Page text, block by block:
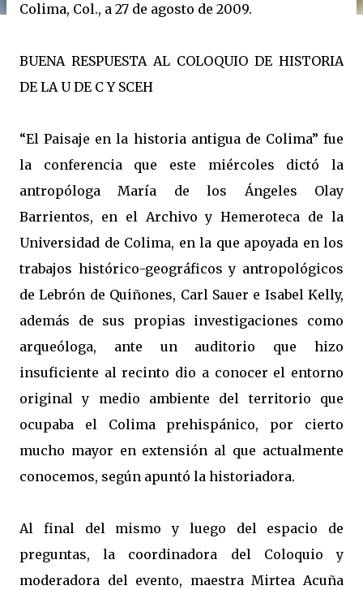
Colima, Col., a 27 de agosto de 2009.
BUENA RESPUESTA AL COLOQUIO DE HISTORIA
DE LA U DE C Y SCEH
“El Paisaje en la historia antigua de Colima” fue
la conferencia que este miércoles dictó la
antropóloga María de los Ángeles Olay
Barrientos, en el Archivo y Hemeroteca de la
Universidad de Colima, en la que apoyada en los
trabajos histórico-geográficos y antropológicos
de Lebrón de Quiñones, Carl Sauer e Isabel Kelly,
además de sus propias investigaciones como
arqueóloga, ante un auditorio que hizo
insuficiente al recinto dio a conocer el entorno
original y medio ambiente del territorio que
ocupaba el Colima prehispánico, por cierto
mucho mayor en extensión al que actualmente
conocemos, según apuntó la historiadora.
Al final del mismo y luego del espacio de
preguntas, la coordinadora del Coloquio y
moderadora del evento, maestra Mirtea Acuña